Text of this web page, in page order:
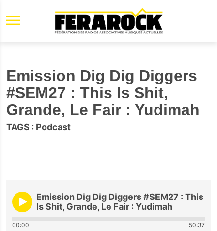
Aller au contenu principal
Emission Dig Dig Diggers
#SEM27 : This Is Shit,
Grande, Le Fair : Yudimah
TAGS : Podcast
Emission Dig Dig Diggers #SEM27 : This
Is Shit, Grande, Le Fair : Yudimah
00:00 50:37